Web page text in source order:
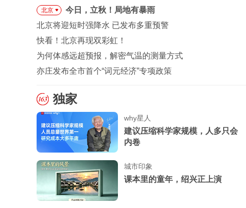
北京
今日，立秋！局地有暴雨
北京将迎短时强降水 已发布多重预警
快看！北京再现双彩虹！
为何体感远超预报，解密气温的测量方式
亦庄发布全市首个“词元经济”专项政策
独家
why星人
建议压缩科学家规模，人多只会
内卷
城市印象
课本里的童年，绍兴正上演